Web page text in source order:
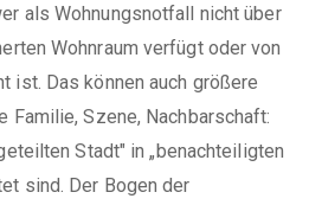
als Wohnungsnotfall nicht über
Wohnraum verfügt oder von
ist. Das können auch größere
Familie, Szene, Nachbarschaft:
Stadt" in „benachteiligten
sind. Der Bogen der